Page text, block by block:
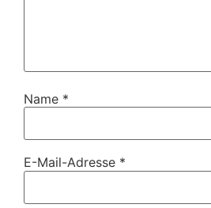
Name *
E-Mail-Adresse *